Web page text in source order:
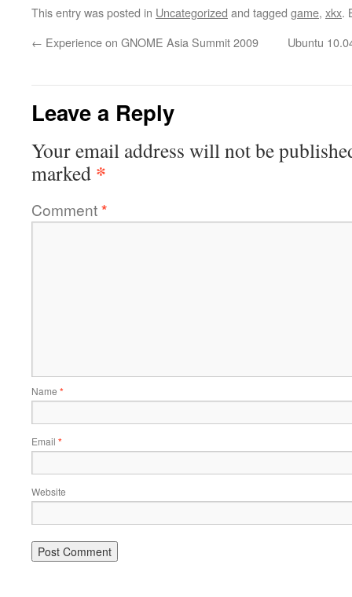
This entry was posted in Uncategorized and tagged game, xkx.
← Experience on GNOME Asia Summit 2009 Ubuntu
Leave a Reply
Your email address will not be
marked *
Comment*
Name *
Email *
Website